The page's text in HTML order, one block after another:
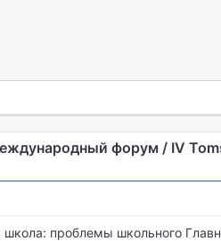
форум / IV
школа: проблемы школьного